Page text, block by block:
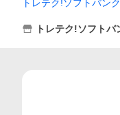
トレテク!ソフトバン
トレテク!ソフト